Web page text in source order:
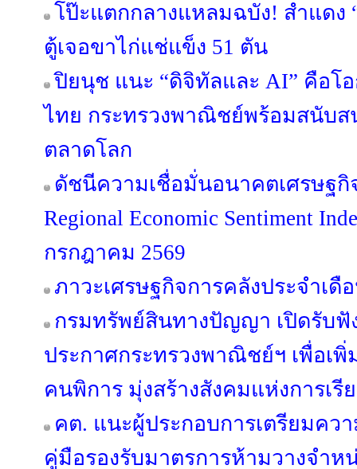
โป๊ะแตกกลางแหลมฉบัง! สำแดง
ตู้เจอขาไก่แช่แข็ง 51 ตัน
ปิยนุช แนะ “ดิจิทัลและ AI” คือโ
ไทย กระทรวงพาณิชย์พร้อมสนับส
ตลาดโลก
ดัชนีความเชื่อมั่นอนาคตเศรษฐกิ
Regional Economic Sentiment
กรกฎาคม 2569
ภาวะเศรษฐกิจการคลังประจำเดื
กรมทรัพย์สินทางปัญญา เปิดรับฟั
ประกาศกระทรวงพาณิชย์ฯ เพื่อเ
คนพิการ มุ่งสร้างสังคมแห่งการเรี
คต. แนะผู้ประกอบการเตรียมคว
คู่มือรองรับมาตรการห้ามวางจำห